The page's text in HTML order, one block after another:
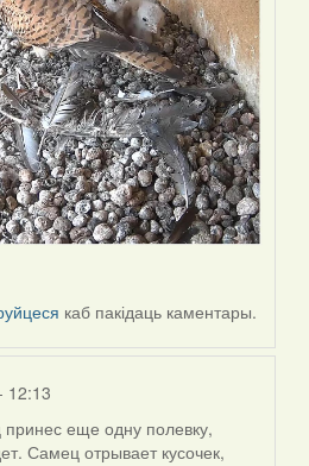
каб пакідаць каментары.
12:13
еще одну полевку,
Самец отрывает кусочек,